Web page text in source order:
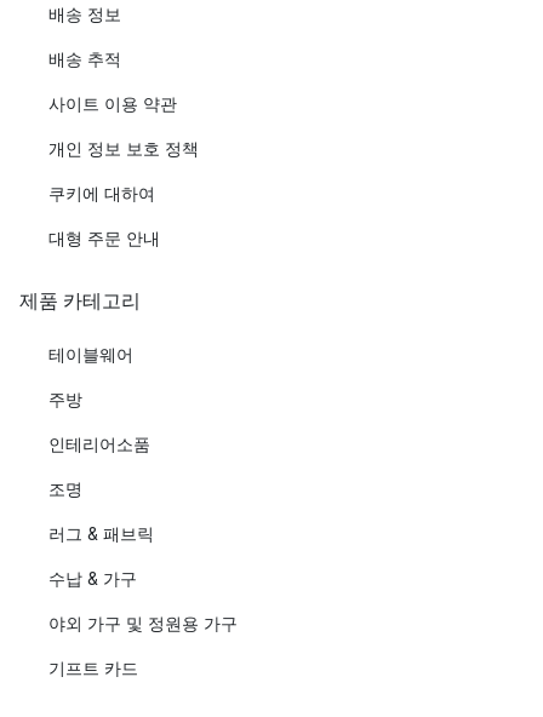
배송 정보
배송 추적
사이트 이용 약관
개인 정보 보호 정책
쿠키에 대하여
대형 주문 안내
제품 카테고리
테이블웨어
주방
인테리어소품
조명
러그 & 패브릭
수납 & 가구
야외 가구 및 정원용 가구
기프트 카드